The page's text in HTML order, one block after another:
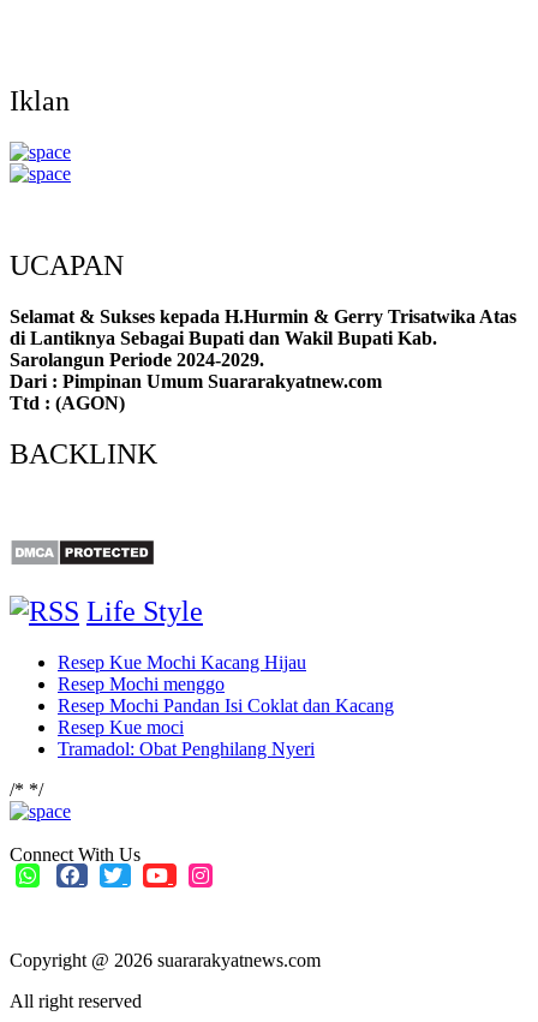
Iklan
UCAPAN
Selamat & Sukses kepada H.Hurmin & Gerry Trisatwika Atas
di Lantiknya Sebagai Bupati dan Wakil Bupati Kab.
Sarolangun Periode 2024-2029.
Dari : Pimpinan Umum Suararakyatnew.com
Ttd : (AGON)
BACKLINK
Life Style
Resep Kue Mochi Kacang Hijau
Resep Mochi menggo
Resep Mochi Pandan Isi Coklat dan Kacang
Resep Kue moci
Tramadol: Obat Penghilang Nyeri
/* */
Connect With Us
Copyright @ 2026 suararakyatnews.com
All right reserved